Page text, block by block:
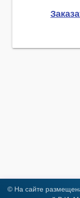
© На сайте